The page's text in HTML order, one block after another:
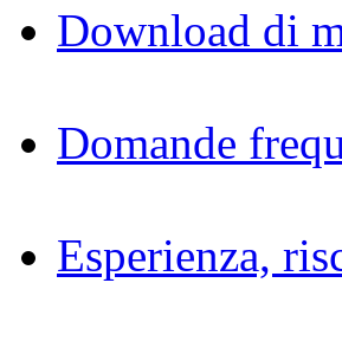
Download di
Domande
Esperienza,